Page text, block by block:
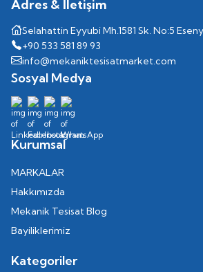
Adres & İletişim
Selahattin Eyyubi Mh.1581 Sk. No:5
+90 533 581 89 93
info@mekaniktesisatmarket.com
Sosyal Medya
Kurumsal
MARKALAR
Hakkımızda
Mekanik Tesisat Blog
Bayiliklerimiz
Kategoriler